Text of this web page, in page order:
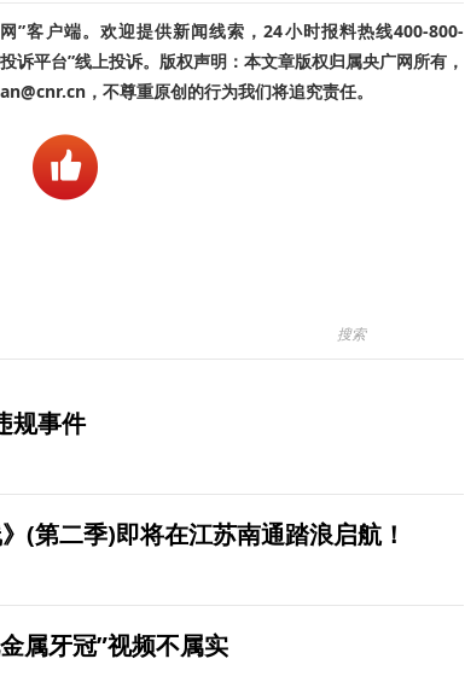
”客户端。欢迎提供新闻线索，24小时报料热线400-800-
诉平台”线上投诉。版权声明：本文章版权归属央广网所有，
，不尊重原创的行为我们将追究责任。
规事件
(第二季)即将在江苏南通踏浪启航！
属牙冠”视频不属实